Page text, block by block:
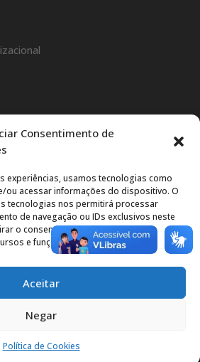
Consentimento de
experiências, usamos tecnologias como
ou acessar informações do dispositivo. O
tecnologias nos permitirá processar
de navegação ou IDs exclusivos neste
o consentimento pode afetar
e funções.
Aceitar
Negar
Política de Cookies